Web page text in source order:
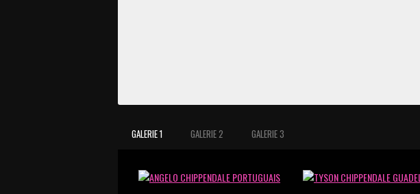
GALERIE 1 GALERIE 2 GALERIE 3